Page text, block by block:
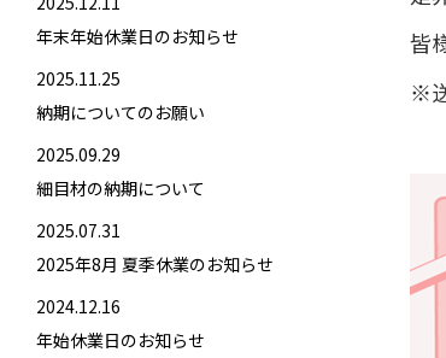
皆
※
年末年始休業日のお知らせ
2025.11.25
納期についてのお願い
2025.09.29
細目材の納期について
2025.07.31
2025年8月 夏季休業のお知らせ
2024.12.16
年始休業日のお知らせ